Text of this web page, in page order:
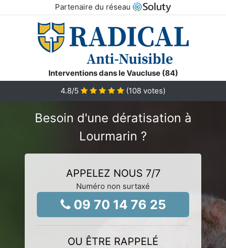
Partenaire du réseau
Interventions dans le Vaucluse (84)
4.8/5 (108 votes)
Besoin d'une dératisation à
Lourmarin ?
APPELEZ NOUS 7/7
Numéro non surtaxé
09 70 14 76 25
OU ÊTRE RAPPELÉ